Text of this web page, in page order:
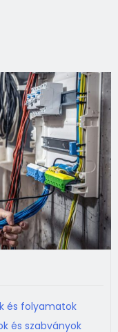
és folyamatok
és szabványok